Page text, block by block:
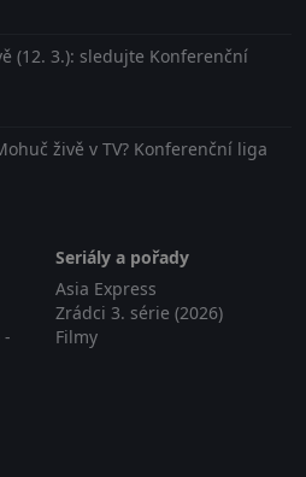
(12. 3.): sledujte Konferenční
živě v TV? Konferenční liga
-
Seriály a pořady
Asia Express
Zrádci 3. série (2026)
Filmy